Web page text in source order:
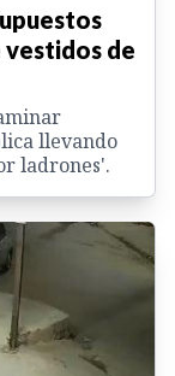
vestidos de
llevando
ladrones'.